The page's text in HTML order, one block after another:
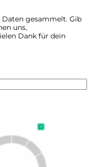
gesammelt. Gib
uns,
Dank für dein